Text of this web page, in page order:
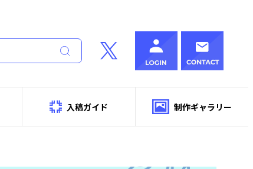
入稿ガイド 制作ギャラリー